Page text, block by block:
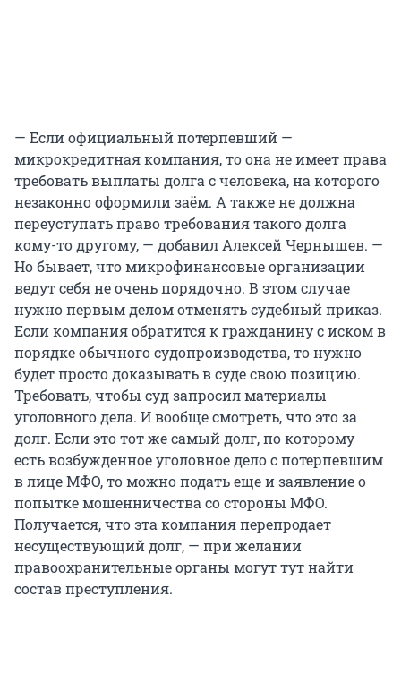
— Если официальный потерпевший —
микрокредитная компания, то она не имеет права
требовать выплаты долга с человека, на которого
незаконно оформили заём. А также не должна
переуступать право требования такого долга
кому-то другому, — добавил Алексей Чернышев. —
Но бывает, что микрофинансовые организации
ведут себя не очень порядочно. В этом случае
нужно первым делом отменять судебный приказ.
Если компания обратится к гражданину с иском в
порядке обычного судопроизводства, то нужно
будет просто доказывать в суде свою позицию.
Требовать, чтобы суд запросил материалы
уголовного дела. И вообще смотреть, что это за
долг. Если это тот же самый долг, по которому
есть возбужденное уголовное дело с потерпевшим
в лице МФО, то можно подать еще и заявление о
попытке мошенничества со стороны МФО.
Получается, что эта компания перепродает
несуществующий долг, — при желании
правоохранительные органы могут тут найти
состав преступления.